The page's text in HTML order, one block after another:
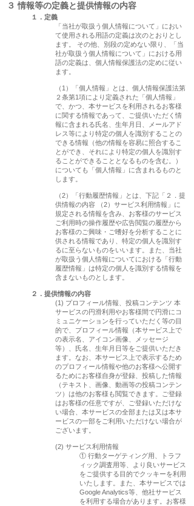
３ 情報等の定義と提供情報の内容
１．定義
「当社が取扱う個人情報について」におい
て使用される用語の定義は次のとおりとし
ます。 その他、別段の定めない限り、「当
社が取扱う個人情報について」における用
語の定義は、個人情報保護法の定めに従い
ます。
（1）「個人情報」とは、個人情報保護法第
２条第1項により定義された「個人情報」
で、かつ、本サービスを利用されるお客様
に関する情報であって、ご提供いただく情
報に含まれる氏名、生年月日、メールアド
レス等により特定の個人を識別することの
できる情報（他の情報を容易に照合するこ
とができ、それにより特定の個人を識別す
ることができることとなるものを含む。）
についても「個人情報」に含まれるものと
します。
（2）「行動履歴情報」とは、下記「２．提
供情報の内容 （2）サービス利用情報」に
規定される情報を含み、お客様のサービス
ご利用時の操作履歴や広告閲覧の履歴から
お客様のご興味・ご嗜好を分析することに
供される情報であり、特定の個人を識別す
るに至らないものをいいます。また、当社
が取扱う個人情報についてにおける「行動
履歴情報」は特定の個人を識別する情報を
含まないものとします。
２．提供情報の内容
(1) プロフィール情報、投稿コンテンツ 本
サービスの円滑利用やお客様間で円滑にコ
ミュニケーションを行っていただく等の目
的で、プロフィール情報（本サービス上で
の表示名、アイコン画像、メッセージ
等）、氏名、生年月日等をご提供いただき
ます。なお、本サービス上で表示するため
のプロフィール情報や他のお客様へ公開す
るためにお客様自身が登録、投稿した情報
（テキスト、画像、動画等の投稿コンテン
ツ）は他のお客様も閲覧できます。ご登録
はお客様の任意ですが、ご登録いただけな
い場合、本サービスの全部または又は本サ
ービスの一部をご利用いただけない場合が
ございます。
(2) サービス利用情報
① 行動ターゲティング用、トラフ
ィック調査用等、より良いサービス
をご提供する目的でクッキーを利用
いたします。また、本サービスでは
Google Analytics等、他社サービス
を利用する場合があります。お客様